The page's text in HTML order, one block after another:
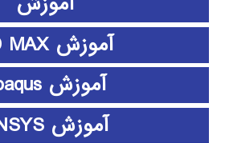
آموزش 3D MAX
آموزش abaqus
آموزش ANSYS